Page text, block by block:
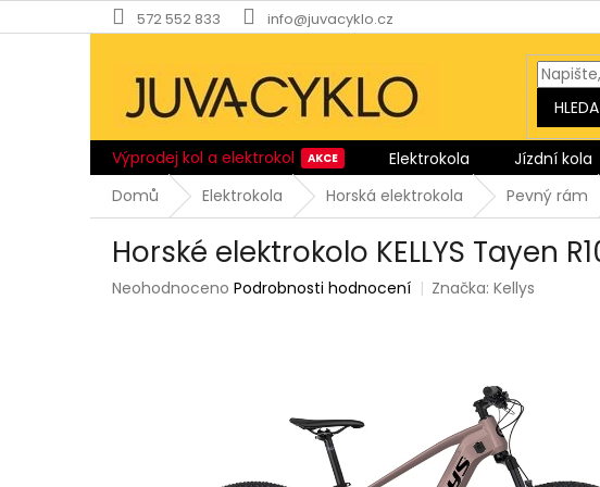
na
572 552 833 info@juvacyklo.cz
Výprodej kol a elektrokol Elektrokola Jízdní kola
Domů
Elektrokola Horská elektrokola Pevný rám
Horské elektrokolo KELLYS Tayen
Průměrné
Neohodnoceno Podrobnosti hodnocení Značka:Kellys